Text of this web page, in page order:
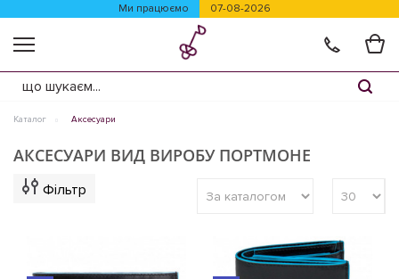
Ми працюємо 07-08-2026
Каталог Аксесуари
АКСЕСУАРИ ВИД ВИРОБУ ПОРТМОНЕ
Фільтр